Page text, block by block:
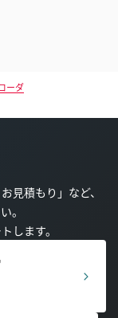
ーダ
見積もり」など、
。
します。